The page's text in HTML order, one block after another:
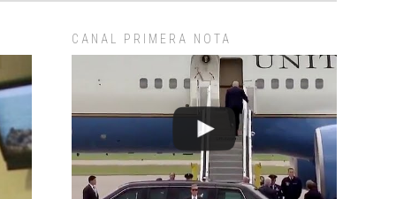
CANAL PRIMERA NOTA